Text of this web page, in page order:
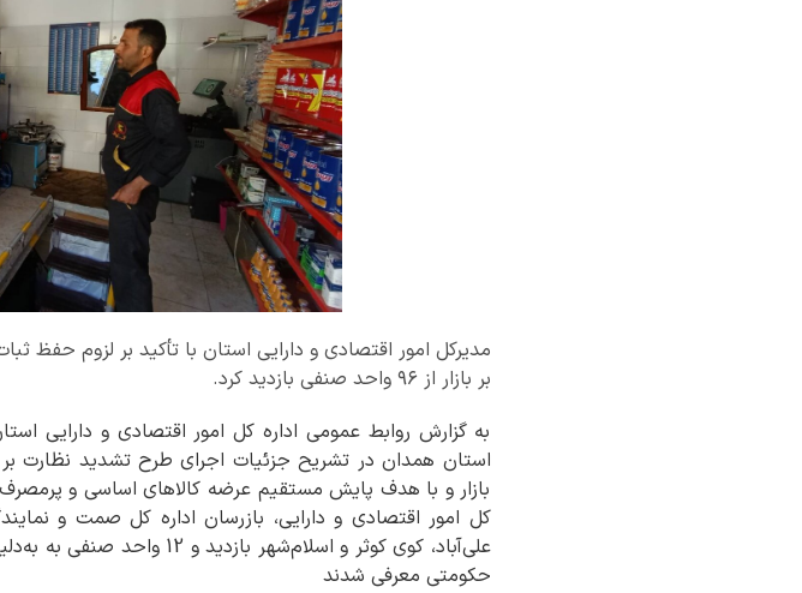
مدیرکل امور اقتصادی و دارایی استان با تأکید بر لزوم حفظ
بر بازار از ۹۶ واحد صنفی بازدید کرد.
به گزارش روابط عمومی اداره کل امور اقتصادی و دارایی
استان همدان در تشریح جزئیات اجرای طرح تشدید نظارت بر
بازار و با هدف پایش مستقیم عرضه کالاهای اساسی و
علی‌آباد، کوی کوثر و
حکومتی معرفی شدند